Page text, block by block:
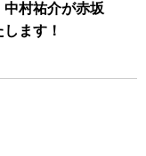
村祐介が赤坂
ます！